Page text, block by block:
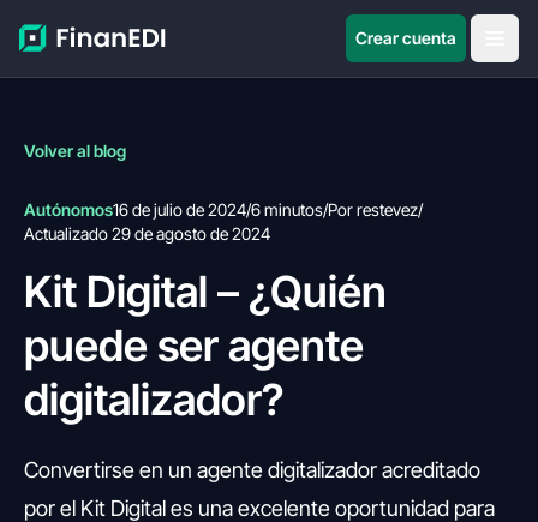
Crear cuenta
Volver al blog
Autónomos16 de julio de 2024/6 minutos/Por restevez/
Actualizado 29 de agosto de 2024
Kit Digital – ¿Quién
puede ser agente
digitalizador?
Convertirse en un agente digitalizador acreditado
por el Kit Digital es una excelente oportunidad para